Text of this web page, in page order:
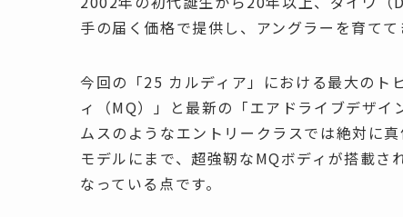
手の届く価格で提供し、アングラーを育てて
今回の「25 カルディア」における最大のト
ィ（MQ）」と最新の「エアドライブデザ
ムスのようなエントリークラスでは絶対に
モデルにまで、超強靭なMQボディが搭載
なっている点です。